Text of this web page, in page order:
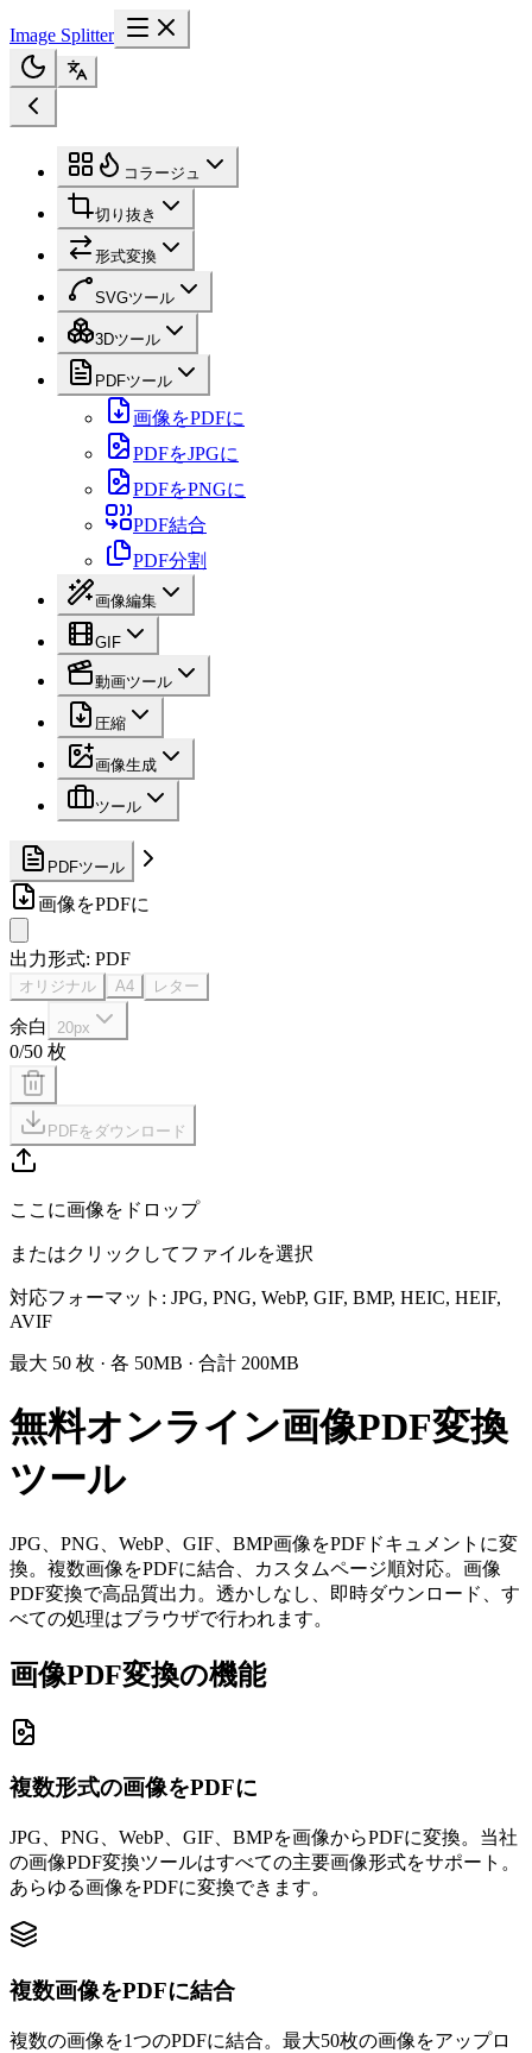
Image Splitter
コラージュ
切り抜き
形式変換
SVGツール
3Dツール
PDFツール
画像をPDFに
PDFをJPGに
PDFをPNGに
PDF結合
PDF分割
画像編集
GIF
動画ツール
圧縮
画像生成
ツール
PDFツール
画像をPDFに
出力形式: PDF
オリジナル A4 レター
余白 20px
0/50 枚
PDFをダウンロード
ここに画像をドロップ
またはクリックしてファイルを選択
対応フォーマット : JPG, PNG, WebP, GIF, BMP, HEIC, HEIF,
AVIF
最大 50 枚 · 各 50MB · 合計 200MB
無料オンライン画像PDF変換
ツール
JPG、PNG、WebP、GIF、BMP画像をPDFドキュメントに変
換。複数画像をPDFに結合、カスタムページ順対応。画像
PDF変換で高品質出力。透かしなし、即時ダウンロード、す
べての処理はブラウザで行われます。
画像PDF変換の機能
複数形式の画像をPDFに
JPG、PNG、WebP、GIF、BMPを画像からPDFに変換。当社
の画像PDF変換ツールはすべての主要画像形式をサポート。
あらゆる画像をPDFに変換できます。
複数画像をPDFに結合
複数の画像を1つのPDFに結合。最大50枚の画像をアップロ